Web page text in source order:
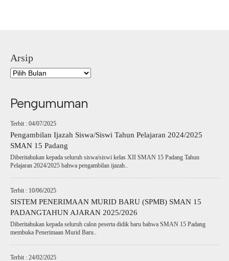
Arsip
Pengumuman
Terbit : 04/07/2025
Pengambilan Ijazah Siswa/Siswi Tahun Pelajaran 2024/2025
SMAN 15 Padang
Diberitahukan kepada seluruh siswa/siswi kelas XII SMAN 15 Padang Tahun
Pelajaran 2024/2025 bahwa pengambilan ijazah..
Terbit : 10/06/2025
SISTEM PENERIMAAN MURID BARU (SPMB) SMAN 15
PADANGTAHUN AJARAN 2025/2026
Diberitahukan kepada seluruh calon peserta didik baru bahwa SMAN 15 Padang
membuka Penerimaan Murid Baru..
Terbit : 24/02/2025